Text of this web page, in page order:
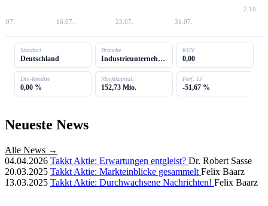
2,10
16.07. 23.07. 31.07.
Standort
Deutschland
Branche
Industrieunternehmen
KGV
0,00
Div.-Rendite
0,00 %
Marktkapital.
152,73 Mio.
Perf. 1J
-51,67 %
Neueste News
Alle News →
04.04.2026 Takkt Aktie: Erwartungen entgleist? Dr. Robert Sasse
20.03.2025 Takkt Aktie: Markteinblicke gesammelt Felix Baarz
13.03.2025 Takkt Aktie: Durchwachsene Nachrichten! Felix Baarz